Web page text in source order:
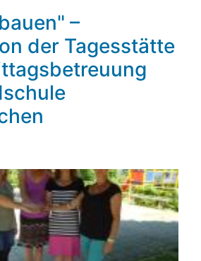
–
der Tagesstätte